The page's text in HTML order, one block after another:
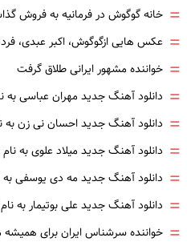
= خانه گوگوش در فرمانیه به فروش
= عکس هایی ازگوگوش، اکبر عبدی،
= خواننده مشهور ایرانی طلاق گرفت
= دانلود آهنگ جدید مهران عباسی به
= دانلود آهنگ جدید احسان نی زن به
= دانلود آهنگ جدید میلاد علوی به
= دانلود آهنگ جدید مه دی یوسفی به
= دانلود آهنگ جدید علی بوتیمار به
= خواننده سرشناس ایران برای